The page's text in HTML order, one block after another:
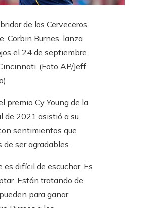
de los Cerveceros
Corbin Burnes, lanza
el 24 de septiembre
(Foto AP/Jeff
premio Cy Young de la
de 2021 asistió a su
sentimientos que
de ser agradables.
es difícil de escuchar. Es
Están tratando de
para ganar